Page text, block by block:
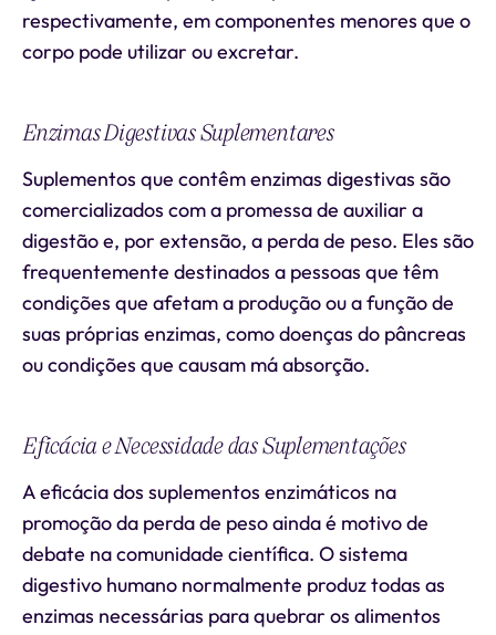
respectivamente, em componentes menores que o
corpo pode utilizar ou excretar.
Enzimas Digestivas Suplementares
Suplementos que contêm enzimas digestivas são
comercializados com a promessa de auxiliar a
digestão e, por extensão, a perda de peso. Eles são
frequentemente destinados a pessoas que têm
condições que afetam a produção ou a função de
suas próprias enzimas, como doenças do pâncreas
ou condições que causam má absorção.
Eficácia e Necessidade das Suplementações
A eficácia dos suplementos enzimáticos na
promoção da perda de peso ainda é motivo de
debate na comunidade científica. O sistema
digestivo humano normalmente produz todas as
enzimas necessárias para quebrar os alimentos